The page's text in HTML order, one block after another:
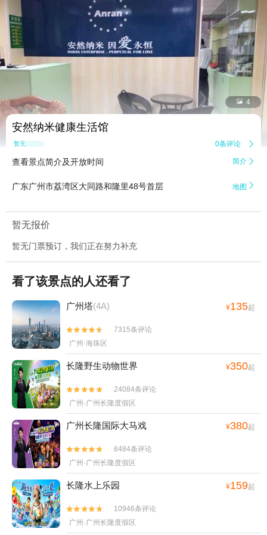
 4
安然纳米健康生活馆
暂无点评 0条评论 
查看景点简介及开放时间 简介 
广东广州市荔湾区大同路和隆里48号首层 地图 
暂无报价
暂无门票预订，我们正在努力补充
看了该景点的人还看了
广州塔(4A) ¥135起


7315条评论
广州·海珠区
长隆野生动物世界 ¥350起


24084条评论
广州·广州长隆度假区
广州长隆国际大马戏 ¥380起


8484条评论
广州·广州长隆度假区
长隆水上乐园 ¥159起


10946条评论
广州·广州长隆度假区
